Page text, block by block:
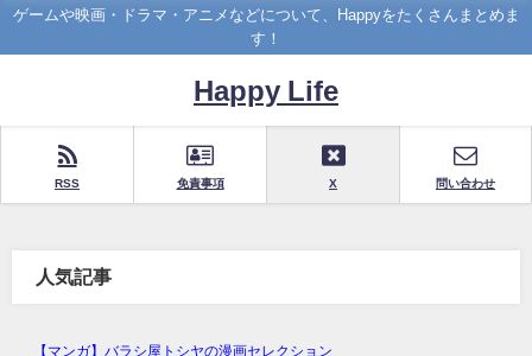
ゲームや映画・ドラマ・アニメなどについて、Happyをたくさんまとめま
す！
Happy Life
RSS 免責事項 X 問い合わせ
人気記事